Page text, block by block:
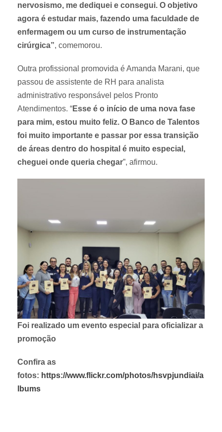
nervosismo, me dediquei e consegui. O objetivo
agora é estudar mais, fazendo uma faculdade de
enfermagem ou um curso de instrumentação
cirúrgica”, comemorou.
Outra profissional promovida é Amanda Marani, que
passou de assistente de RH para analista
administrativo responsável pelos Pronto
Atendimentos. “Esse é o início de uma nova fase
para mim, estou muito feliz. O Banco de Talentos
foi muito importante e passar por essa transição
de áreas dentro do hospital é muito especial,
cheguei onde queria chegar”, afirmou.
Foi realizado um evento especial para oficializar a
promoção
Confira as
fotos: https://www.flickr.com/photos/hsvpjundiai/a
lbums